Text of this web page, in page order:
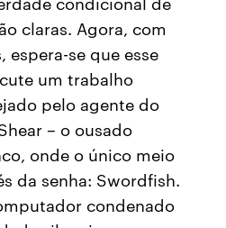
claras. Agora, com
espera-se que esse
um trabalho
pelo agente do
– o ousado
onde o único meio
da senha: Swordfish.
condenado